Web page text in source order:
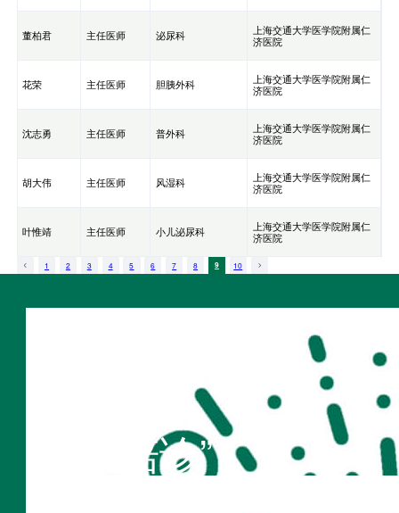
董柏君 主任医师 泌尿科
上海交通大学医学院附属仁
济医院
花荣 主任医师 胆胰外科
上海交通大学医学院附属仁
济医院
沈志勇 主任医师 普外科
上海交通大学医学院附属仁
济医院
胡大伟 主任医师 风湿科
上海交通大学医学院附属仁
济医院
叶惟靖 主任医师 小儿泌尿科
上海交通大学医学院附属仁
济医院
1 2 3 4 5 6 7 8 9 10
“不疾陪诊”